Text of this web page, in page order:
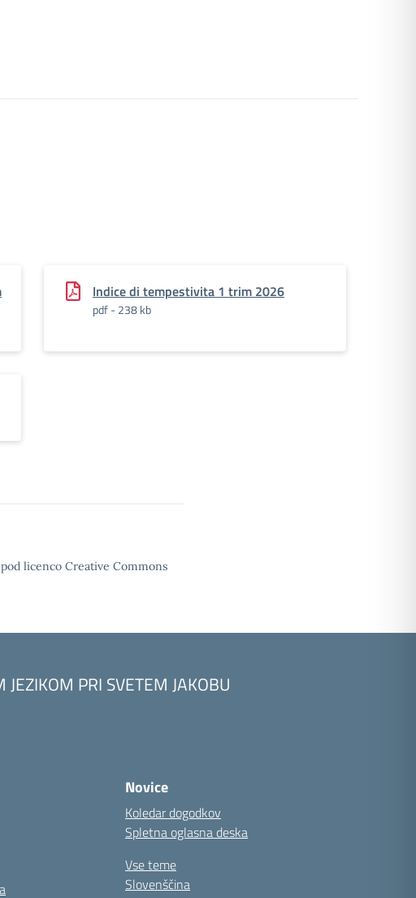
Indice di tempestivita 1 trim 2026
pdf - 238 kb
licenco Creative Commons
JEZIKOM PRI SVETEM JAKOBU
Novice
Koledar dogodkov
Spletna oglasna deska
Vse teme
Slovenščina